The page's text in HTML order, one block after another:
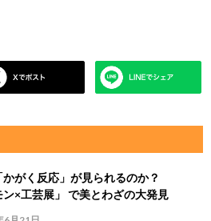
かがく反応」が見られるのか？
ン×工芸展」 で美とわざの大発見